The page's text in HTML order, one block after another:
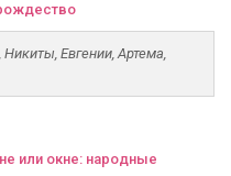
Евгении, Артема,
или окне: народные